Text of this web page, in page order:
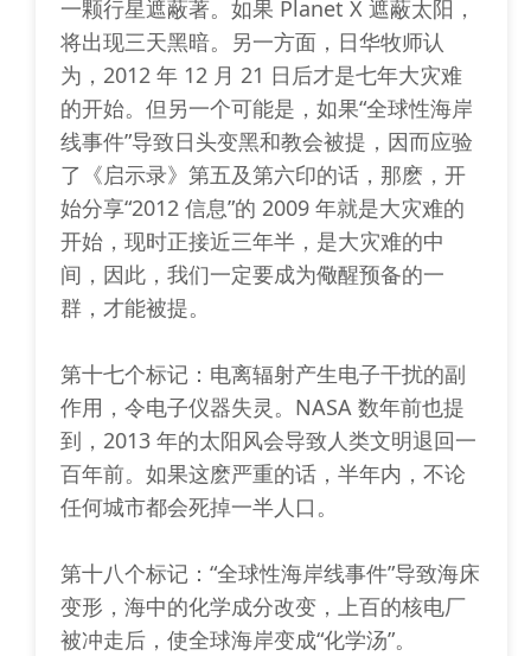
一颗行星遮蔽著。如果 Planet X 遮蔽太阳，
将出现三天黑暗。另一方面，日华牧师认
为，2012 年 12 月 21 日后才是七年大灾难
的开始。但另一个可能是，如果“全球性海岸
线事件”导致日头变黑和教会被提，因而应验
了《启示录》第五及第六印的话，那麽，开
始分享“2012 信息”的 2009 年就是大灾难的
开始，现时正接近三年半，是大灾难的中
间，因此，我们一定要成为儆醒预备的一
群，才能被提。
第十七个标记：电离辐射产生电子干扰的副
作用，令电子仪器失灵。NASA 数年前也提
到，2013 年的太阳风会导致人类文明退回一
百年前。如果这麽严重的话，半年内，不论
任何城市都会死掉一半人口。
第十八个标记：“全球性海岸线事件”导致海床
变形，海中的化学成分改变，上百的核电厂
被冲走后，使全球海岸变成“化学汤”。